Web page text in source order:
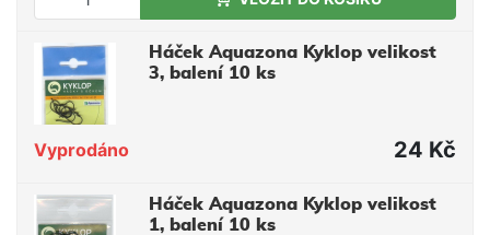
Háček Aquazona Kyklop velikost
3, balení 10 ks
Vyprodáno 24 Kč
Háček Aquazona Kyklop velikost
1, balení 10 ks